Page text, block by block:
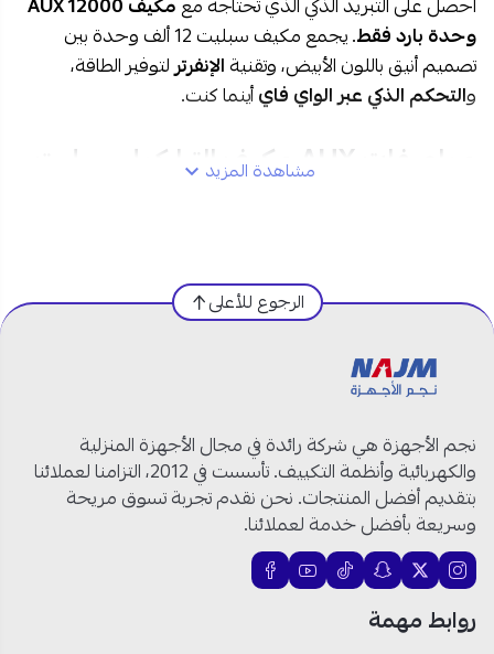
وحدة بارد فقط
. يجمع مكيف سبليت 12 ألف وحدة بين
تصميم أنيق باللون الأبيض، وتقنيةالإنفرترلتوفير الطاقة،
والتحكم الذكي عبر الواي فايأينما كنت.
مواصفات AUX مكيف الترا كول سبليت
مكيف سبليت جداري
الهواء:بارد فقط
التقنيات:
التحكم:
اللون:
أبيض
رقم الموديل: ATW12A2DI-BSA
مكيف انفرتر 12000 وحدة من أوكس:
تمتع بتبريد سريع وقوي!
سعة 12000 وحدة فعالة:
مشاهدة المزيد
الرجوع للأعلى
نجم الأجهزة هي شركة رائدة في مجال الأجهزة المنزلية
والكهربائية وأنظمة التكييف. تأسست في 2012، التزامنا لعملائنا
بتقديم أفضل المنتجات. نحن نقدم تجربة تسوق مريحة
وسريعة بأفضل خدمة لعملائنا.
روابط مهمة